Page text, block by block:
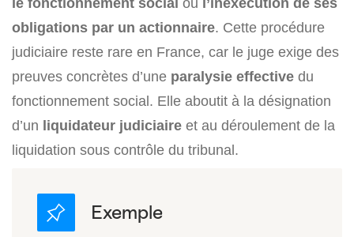
obligations par un actionnaire. Cette procédure
judiciaire reste rare en France, car le juge exige des
preuves concrètes d’une paralysie effective du
fonctionnement social. Elle aboutit à la désignation
d’un liquidateur judiciaire et au déroulement de la
liquidation sous contrôle du tribunal.